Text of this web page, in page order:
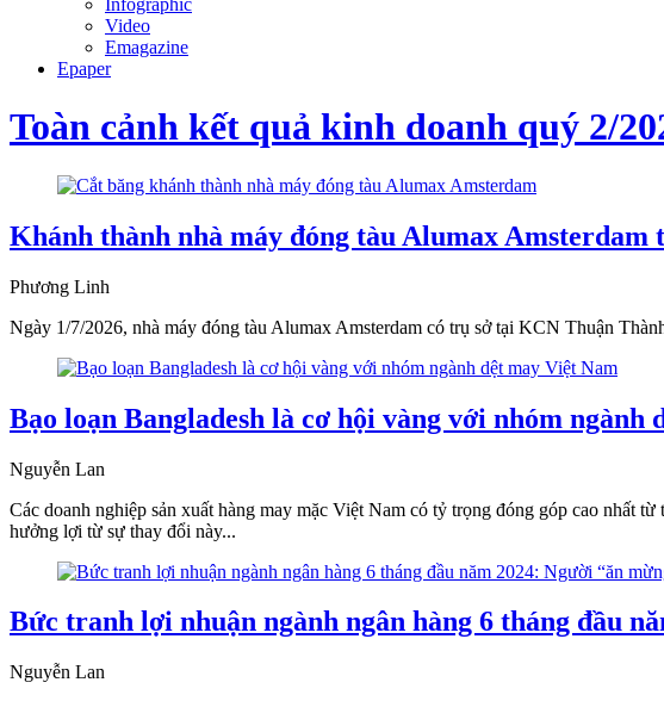
Infographic
Video
Emagazine
Epaper
Toàn cảnh kết quả kinh doanh quý 2/
Khánh thành nhà máy đóng tàu Alumax Amsterdam
Phương Linh
Ngày 1/7/2026, nhà máy đóng tàu Alumax Amsterdam có trụ sở tại KCN Thuận
Bạo loạn Bangladesh là cơ hội vàng với nhóm ngành
Nguyễn Lan
Các doanh nghiệp sản xuất hàng may mặc Việt Nam có tỷ trọng đóng góp cao nhất
hưởng lợi từ sự thay đổi này...
Bức tranh lợi nhuận ngành ngân hàng 6 tháng đầu
Nguyễn Lan